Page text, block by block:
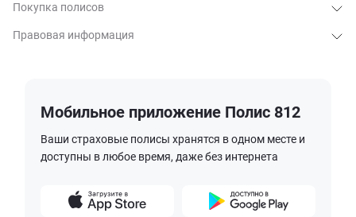
Покупка полисов
Правовая информация
Мобильное приложение Полис 812
Ваши страховые полисы хранятся в одном месте и
доступны в любое время, даже без интернета